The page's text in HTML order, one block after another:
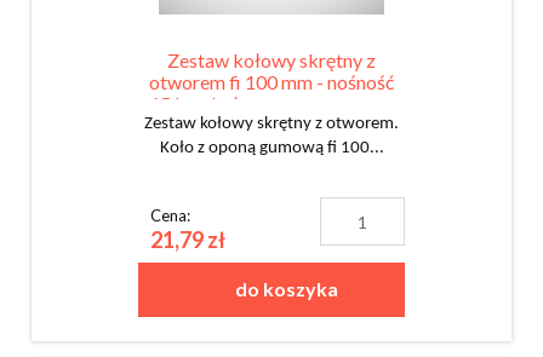
Zestaw kołowy skrętny z
otworem fi 100 mm - nośność
65 kg - koło z oponą gumową
Zestaw kołowy skrętny z otworem.
Koło z oponą gumową fi 100...
Cena:
21,79 zł
do koszyka